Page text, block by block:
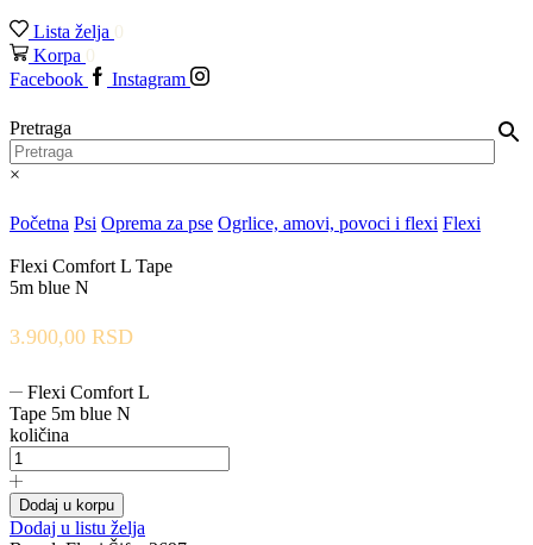
Lista želja 0
Korpa 0
Facebook
Instagram
Pretraga
×
Početna Psi Oprema za pse Ogrlice, amovi, povoci i flexi Flexi
Flexi Comfort L Tape
5m blue N
3.900,00 RSD
Flexi Comfort L
Tape 5m blue N
količina
Dodaj u korpu
Dodaj u listu želja